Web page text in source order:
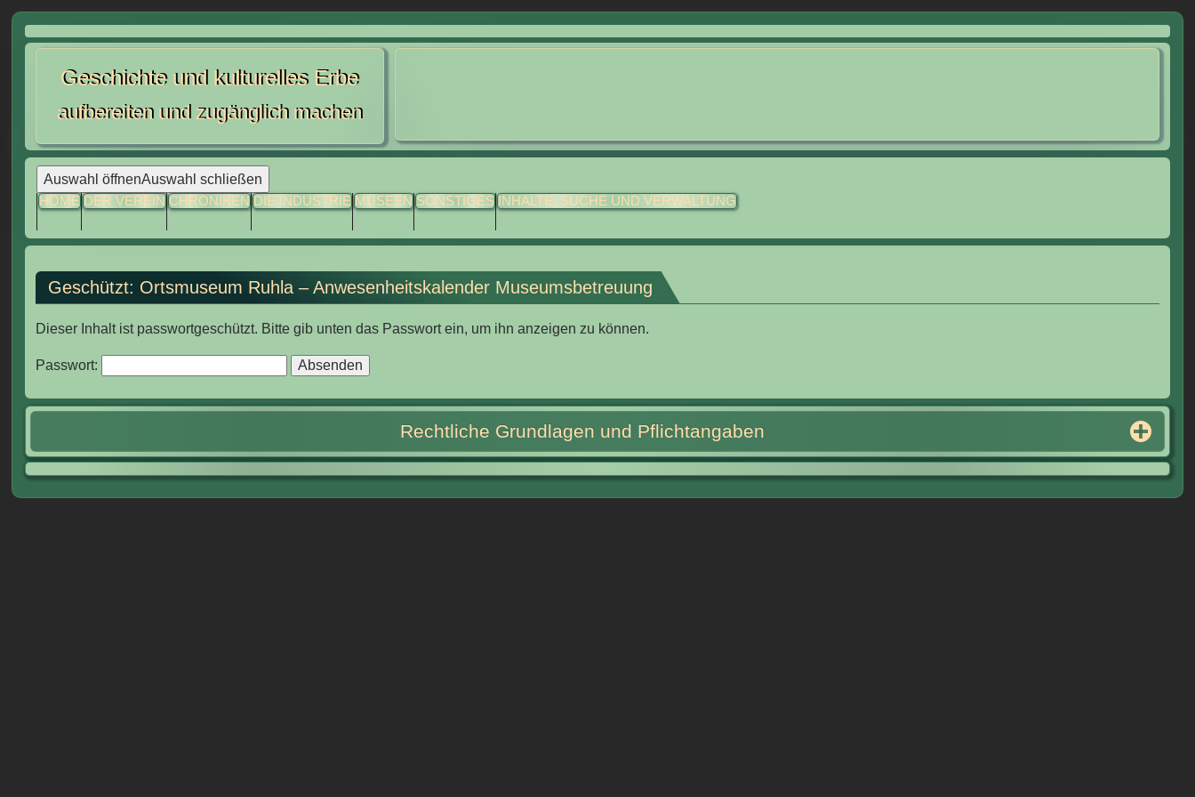
Skip
contentGeschichte und kulturelles Erbe
aufbereiten und zugänglich machen
Auswahl öffnenAuswahl schließen
HOME DER VEREIN CHRONIKEN DIE INDUSTRIE MUSEEN SONSTIGES INHALTE, SUCHE UND VERWALTUNG
Geschützt: Ortsmuseum Ruhla – Anwesenheitskalender Museumsbetreuung
Dieser Inhalt ist passwortgeschützt. Bitte gib unten das Passwort ein, um ihn anzeigen zu können.
Passwort:
Rechtliche Grundlagen und Pflichtangaben